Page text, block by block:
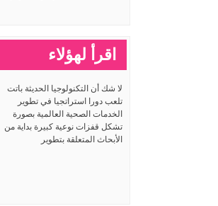
اقرأ لهؤلاء
لا شك أن التكنولوجيا الحديثة باتت
تلعب دورا استراتجيا في تطوير
الخدمات الصحية العالمية بصورة
تشكل قفزات نوعية كبيرة بداية من
الأبحاث المتعلقة بتطوير